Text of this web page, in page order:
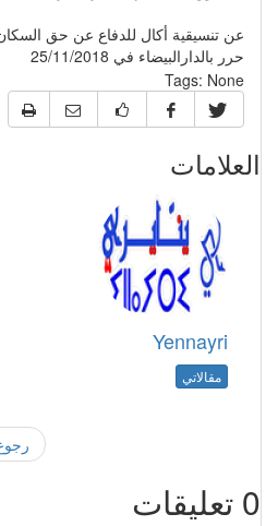
عن تنسيقية أكال للدفاع عن حق السكان
حرر بالدارالبيضاء في 25/11/2018
Tags:None
العلامات
Yennayri
مقالاتي
رجوع
0تعليقات